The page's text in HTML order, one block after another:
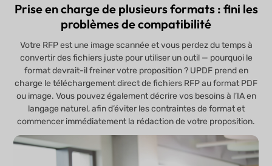
Prise en charge de plusieurs formats : fini les
problèmes de compatibilité
Votre RFP est une image scannée et vous perdez du temps à
convertir des fichiers juste pour utiliser un outil — pourquoi le
format devrait-il freiner votre proposition ? UPDF prend en
charge le téléchargement direct de fichiers RFP au format PDF
ou image. Vous pouvez également décrire vos besoins à l’IA en
langage naturel, afin d’éviter les contraintes de format et
commencer immédiatement la rédaction de votre proposition.